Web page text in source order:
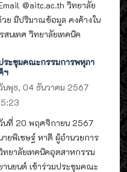
@aitc.ac.th วิทยาลัย
วย มีปริมาณข้อมูล คงค้างใน
นเทศ วิทยาลัยเทคนิค
ระชุมคณะกรรมการพหุภา
ฯ
นพุธ, 04 ธันวาคม 2567
นที่ 20 พฤศจิกายน 2567
ายพิเชษฐ์ หาดี ผู้อำนวยการ
ทยาลัยเทคนิคอุตสาหกรรม
านยนต์ เข้าร่วมประชุมคณะ